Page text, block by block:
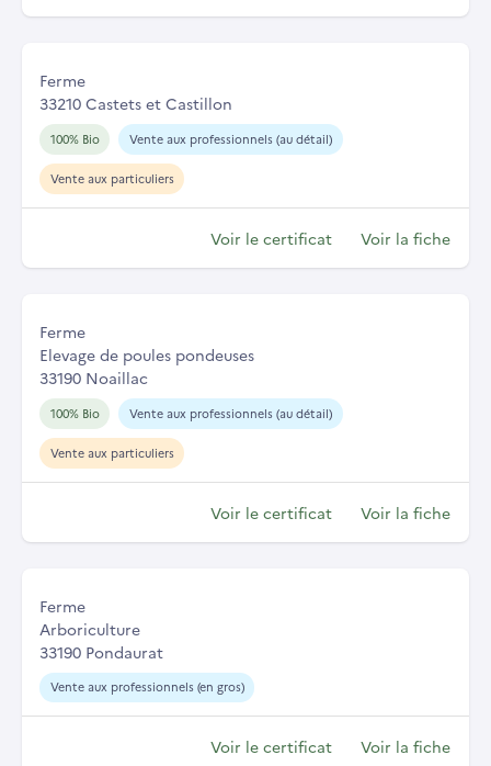
Ferme
33210 Castets et Castillon
100% Bio Vente aux professionnels (au détail)
Vente aux particuliers
Voir le certificat Voir la fiche
Ferme
Elevage de poules pondeuses
33190 Noaillac
100% Bio Vente aux professionnels (au détail)
Vente aux particuliers
Voir le certificat Voir la fiche
Ferme
Arboriculture
33190 Pondaurat
Vente aux professionnels (en gros)
Voir le certificat Voir la fiche